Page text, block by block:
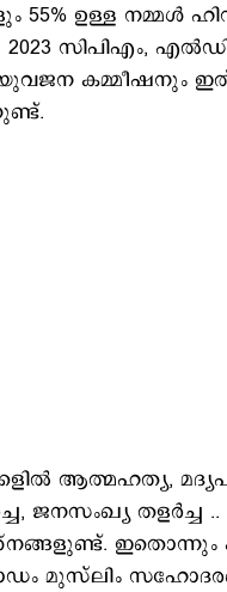
ഉള്ള നമ്മൾ
സിപിഎം,
യുവജന കമ്മീഷനും
ആത്മഹത്യ,
ജനസംഖ്യ തളർച്ച ..
ഇതൊന്നും
മുസ്‌ലിം